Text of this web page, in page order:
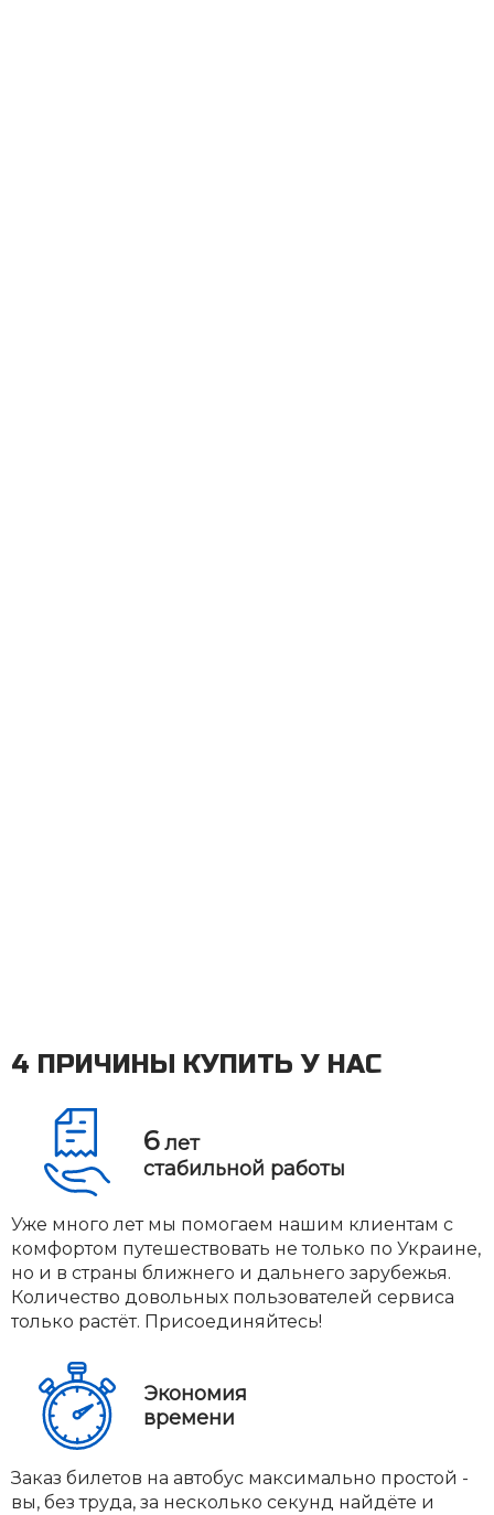
4 ПРИЧИНЫ КУПИТЬ У НАС
6лет
стабильной работы
Уже много лет мы помогаем нашим клиентам с
комфортом путешествовать не только по Украине,
но и в страны ближнего и дальнего зарубежья.
Количество довольных пользователей сервиса
только растёт. Присоединяйтесь!
Экономия
времени
Заказ билетов на автобус максимально простой -
вы, без труда, за несколько секунд найдёте и